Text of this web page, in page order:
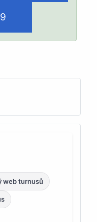
web turnusů